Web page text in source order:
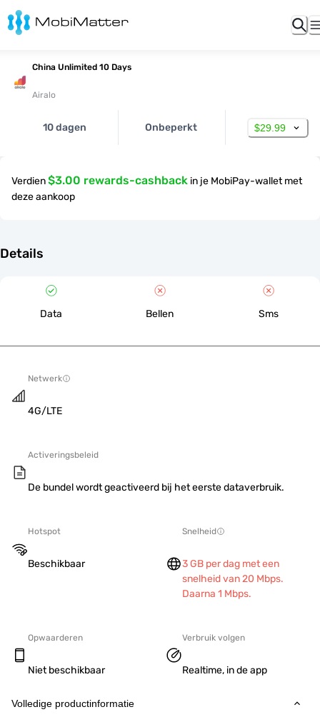
China Unlimited 10 Days
Airalo
10 dagen Onbeperkt $29.99
Verdien$3.00 rewards-cashback in je MobiPay-wallet met
deze aankoop
Details
Data Bellen Sms
Netwerk
4G/LTE
Activeringsbeleid
De bundel wordt geactiveerd bij het eerste dataverbruik.
Hotspot
Beschikbaar
Snelheid
3 GB per dag met een
snelheid van 20 Mbps.
Daarna 1 Mbps.
Opwaarderen
Niet beschikbaar
Verbruik volgen
Realtime, in de app
Volledige productinformatie